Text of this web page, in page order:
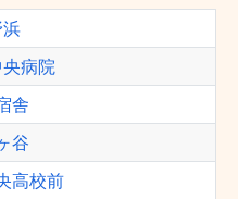
病院
舎
谷
高校前